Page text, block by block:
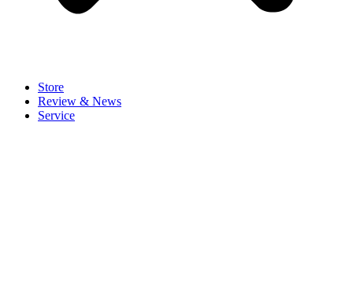
Store
Review & News
Service